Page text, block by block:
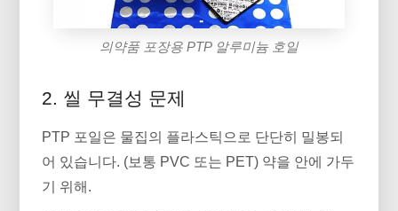
의약품 포장용 PTP 알루미늄 호일
2. 씰 무결성 문제
PTP 포일은 물집의 플라스틱으로 단단히 밀봉되
어 있습니다. (보통 PVC 또는 PET) 약을 안에 가두
기 위해.